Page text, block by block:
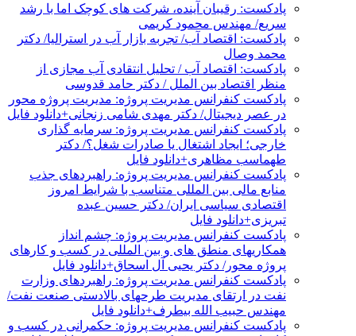
پادکست: رقیبان آینده، شرکت های کوچک اما با رشد
سریع/ مهندس محمود کریمی
پادکست: اقتصاد آب/ تجربه بازار آب در استرالیا/ دکتر
محمد وصال
پادکست: اقتصاد آب / تحلیل انتقادی آب مجازی از
منظر اقتصاد بین الملل / دکتر حامد قدوسی
پادکست کنفرانس مدیریت پروژه: مدیریت پروژه محور
در عصر دیجیتال/ دکتر مهدی شامی زنجانی+دانلود فایل
پادکست کنفرانس مدیریت پروژه: سرمایه گذاری
خارجی؛ ایجاد اشتغال یا صادرات شغل؟/ دکتر
طهماسب مظاهری+دانلود فایل
پادکست کنفرانس مدیریت پروژه: راهبردهای جذب
منابع مالی بین المللی متناسب با شرایط امروز
اقتصادی سیاسی ایران/ دکتر حسین عبده
تبریزی+دانلود فایل
پادکست کنفرانس مدیریت پروژه: چشم انداز
همکاریهای منطق های و بین المللی در کسب و کارهای
پروژه محور/ دکتر یحیی آل اسحاق+دانلود فایل
پادکست کنفرانس مدیریت پروژه: راهبردهای وزارت
نفت در ارتقای مدیریت طرحهای بالادستی صنعت نفت/
مهندس حبیب الله بیطرف+دانلود فایل
پادکست کنفرانس مدیریت پروژه: حکمرانی در کسب و